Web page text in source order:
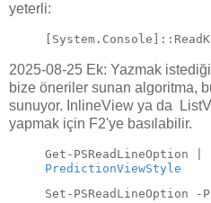
yeterli:
2025-08-25 Ek: Yazmak
bize öneriler sunan algoritma,
sunuyor. InlineView ya da
yapmak için F2'ye basılabilir.
Get-PSReadLineOption
PredictionViewStyle
Set-